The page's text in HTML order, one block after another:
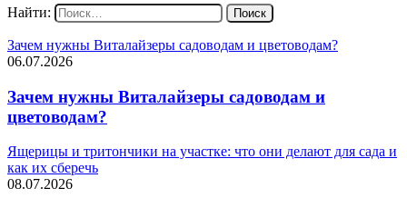
Найти:
Зачем нужны Виталайзеры садоводам и цветоводам?
06.07.2026
Зачем нужны Виталайзеры садоводам и
цветоводам?
Ящерицы и тритончики на участке: что они делают для сада и
как их сберечь
08.07.2026